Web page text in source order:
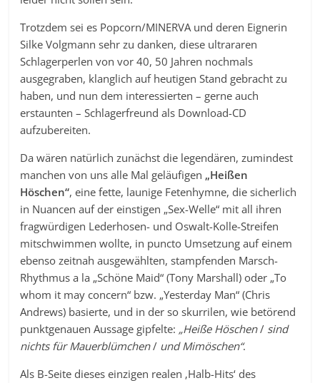
Trotzdem sei es Popcorn/MINERVA und deren Eignerin
Silke Volgmann sehr zu danken, diese ultrararen
Schlagerperlen von vor 40, 50 Jahren nochmals
ausgegraben, klanglich auf heutigen Stand gebracht zu
haben, und nun dem interessierten – gerne auch
erstaunten – Schlagerfreund als Download-CD
aufzubereiten.
Da wären natürlich zunächst die legendären, zumindest
manchen von uns alle Mal geläufigen „Heißen
Höschen“, eine fette, launige Fetenhymne, die sicherlich
in Nuancen auf der einstigen „Sex-Welle“ mit all ihren
fragwürdigen Lederhosen- und Oswalt-Kolle-Streifen
mitschwimmen wollte, in puncto Umsetzung auf einem
ebenso zeitnah ausgewählten, stampfenden Marsch-
Rhythmus a la „Schöne Maid“ (Tony Marshall) oder „To
whom it may concern“ bzw. „Yesterday Man“ (Chris
Andrews) basierte, und in der so skurrilen, wie betörend
punktgenauen Aussage gipfelte: „Heiße Höschen/ sind
nichts für Mauerblümchen/ und Mimöschen“.
Als B-Seite dieses einzigen realen ‚Halb-Hits‘ des